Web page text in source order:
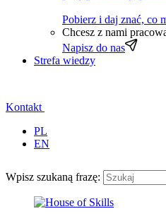
Pobierz i daj znać, co
Chcesz z nami
Napisz do nas
Strefa wiedzy
Kontakt
PL
EN
Wpisz szukaną frazę: